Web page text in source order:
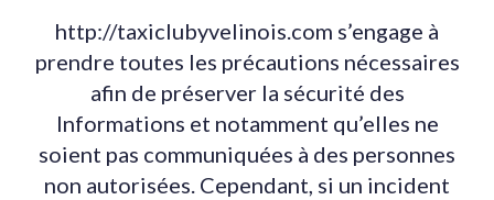
http://taxiclubyvelinois.com s’engage à
prendre toutes les précautions nécessaires
afin de préserver la sécurité des
Informations et notamment qu’elles ne
soient pas communiquées à des personnes
non autorisées. Cependant, si un incident